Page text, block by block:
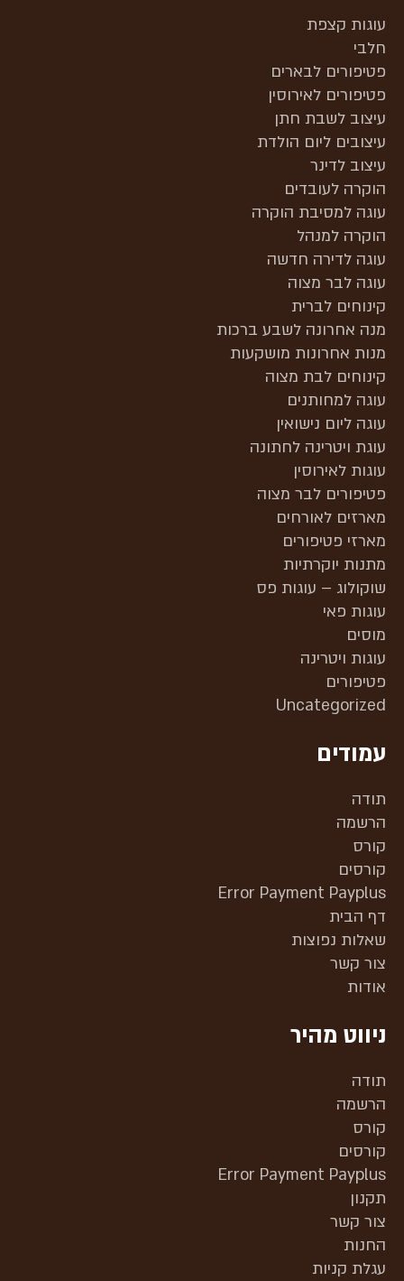
עוגות קצפת
חלבי
פטיפורים לבארים
פטיפורים לאירוסין
עיצוב לשבת חתן
עיצובים ליום הולדת
עיצוב לדינר
הוקרה לעובדים
עוגה למסיבת הוקרה
הוקרה למנהל
עוגה לדירה חדשה
עוגה לבר מצוה
קינוחים לברית
מנה אחרונה לשבע ברכות
מנות אחרונות מושקעות
קינוחים לבת מצוה
עוגה למחותנים
עוגה ליום נישואין
עוגת ויטרינה לחתונה
עוגות לאירוסין
פטיפורים לבר מצוה
מארזים לאורחים
מארזי פטיפורים
מתנות יוקרתיות
שוקולוג – עוגות פס
עוגות פאי
מוסים
עוגות ויטרינה
פטיפורים
Uncategorized
עמודים
תודה
הרשמה
קורס
קורסים
Error Payment Payplus
דף הבית
שאלות נפוצות
צור קשר
אודות
ניווט מהיר
תודה
הרשמה
קורס
קורסים
Error Payment Payplus
תקנון
צור קשר
החנות
עגלת קניות